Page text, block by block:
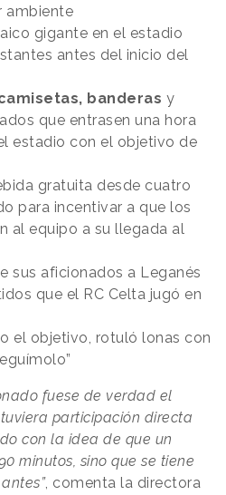
ambiente
gigante en el estadio
antes del inicio del
banderas y
que entrasen una hora
estadio con el objetivo de
gratuita desde cuatro
para incentivar a que los
al equipo a su llegada al
sus aficionados a Leganés
que el RC Celta jugó en
el objetivo, rotuló lonas con
fuese de verdad el
participación directa
con la idea de que un
minutos, sino que se tiene
, comenta la directora